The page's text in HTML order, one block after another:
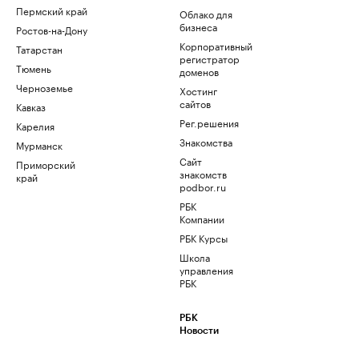
Пермский край
Ростов-на-Дону
Татарстан
Тюмень
Черноземье
Кавказ
Карелия
Мурманск
Приморский
край
Облако для
бизнеса
Корпоративный
регистратор
доменов
Хостинг
сайтов
Рег.решения
Знакомства
Сайт
знакомств
podbor.ru
РБК
Компании
РБК Курсы
Школа
управления
РБК
РБК
Новости